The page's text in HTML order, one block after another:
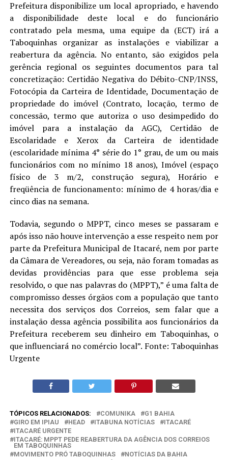
Prefeitura disponibilize um local apropriado, e havendo
a disponibilidade deste local e do funcionário
contratado pela mesma, uma equipe da (ECT) irá a
Taboquinhas organizar as instalações e viabilizar a
reabertura da agência. No entanto, são exigidos pela
gerência regional os seguintes documentos para tal
concretização: Certidão Negativa do Débito-CNP/INSS,
Fotocópia da Carteira de Identidade, Documentação de
propriedade do imóvel (Contrato, locação, termo de
concessão, termo que autoriza o uso desimpedido do
imóvel para a instalação da AGC), Certidão de
Escolaridade e Xerox da Carteira de identidade
(escolaridade mínima 4° série do 1° grau, de um ou mais
funcionários com no mínimo 18 anos), Imóvel (espaço
físico de 3 m/2, construção segura), Horário e
freqüência de funcionamento: mínimo de 4 horas/dia e
cinco dias na semana.
Todavia, segundo o MPPT, cinco meses se passaram e
após isso não houve intervenção a esse respeito nem por
parte da Prefeitura Municipal de Itacaré, nem por parte
da Câmara de Vereadores, ou seja, não foram tomadas as
devidas providências para que esse problema seja
resolvido, o que nas palavras do (MPPT),” é uma falta de
compromisso desses órgãos com a população que tanto
necessita dos serviços dos Correios, sem falar que a
instalação dessa agência possibilita aos funcionários da
Prefeitura receberem seu dinheiro em Taboquinhas, o
que influenciará no comércio local”. Fonte: Taboquinhas
Urgente
TÓPICOS RELACIONADOS: COMUNIKA
G1 BAHIA
GIRO EM IPIAU
HEAD ITABUNA NOTÍCIAS
ITACARÉ
ITACARÉ URGENTE
ITACARÉ: MPPT PEDE REABERTURA DA AGÊNCIA DOS CORREIOS
EM TABOQUINHAS
MOVIMENTO PRÓ TABOQUINHAS
NOTÍCIAS DA BAHIA